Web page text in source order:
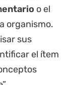
o el
organismo.
sus
el ítem